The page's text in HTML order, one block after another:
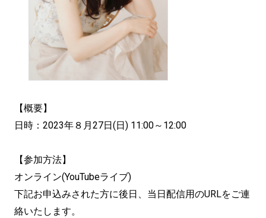
【概要】
日時：2023年８月27日(日) 11:00～12:00
【参加方法】
オンライン(YouTubeライブ)
下記お申込みされた方に後日、当日配信用のURLをご連
絡いたします。